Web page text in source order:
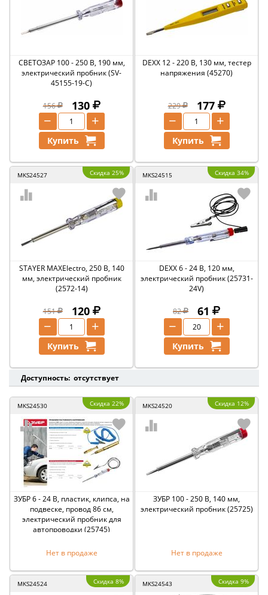
СВЕТОЗАР 100 - 250 В, 190 мм,
электрический пробник (SV-
45155-19-C)
156 130
+
−
Купить
DEXX 12 - 220 В, 130 мм, тестер
напряжения (45270)
229 177
+
−
Купить
MKS24527 Скидка 25%
STAYER MAXElectro, 250 В, 140
мм, электрический пробник
(2572-14)
151 120
+
−
Купить
MKS24515 Скидка 34%
DEXX 6 - 24 В, 120 мм,
электрический пробник (25731-
24V)
82 61
+
−
Купить
Доступность: отсутствует
MKS24530 Скидка 22%
ЗУБР 6 - 24 В, пластик, клипса, на
подвеске, провод 86 см,
электрический пробник для
автопроводки (25745)
Нет в продаже
MKS24520 Скидка 12%
ЗУБР 100 - 250 В, 140 мм,
электрический пробник (25725)
Нет в продаже
MKS24524 Скидка 8% MKS24543 Скидка 9%